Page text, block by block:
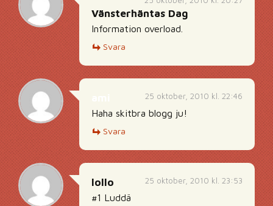
Vänsterhäntas Dag
Information overload.
Svara
25 oktober, 2010 kl. 22:46
Haha skitbra blogg ju!
Svara
25 oktober, 2010 kl. 23:53
lollo
#1 Luddä